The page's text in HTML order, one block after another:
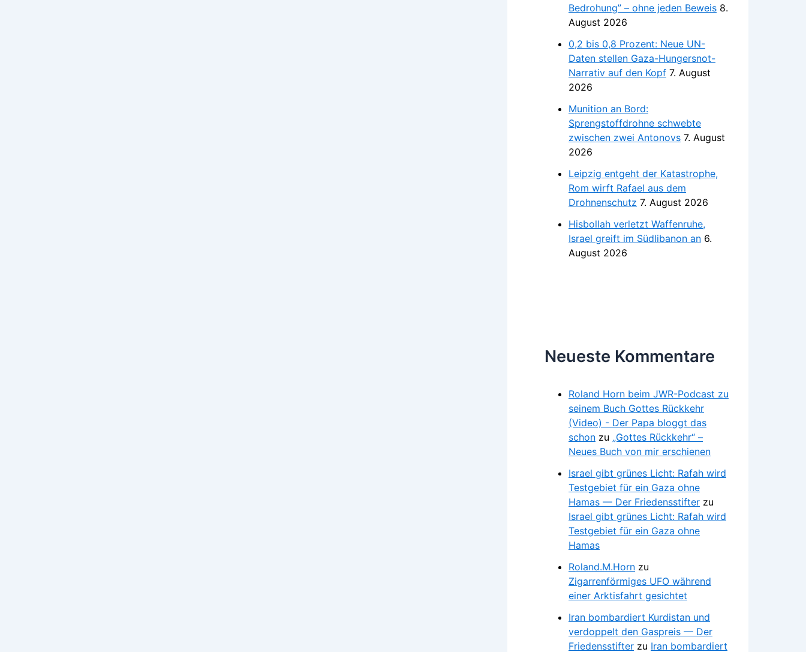
Bedrohung” – ohne jeden Beweis 8.
August 2026
0,2 bis 0,8 Prozent: Neue UN-
Daten stellen Gaza-Hungersnot-
Narrativ auf den Kopf 7. August
2026
Munition an Bord:
Sprengstoffdrohne schwebte
zwischen zwei Antonovs 7. August
2026
Leipzig entgeht der Katastrophe,
Rom wirft Rafael aus dem
Drohnenschutz 7. August 2026
Hisbollah verletzt Waffenruhe,
Israel greift im Südlibanon an 6.
August 2026
Neueste Kommentare
Roland Horn beim JWR-Podcast zu
seinem Buch Gottes Rückkehr
(Video) - Der Papa bloggt das
schon zu „Gottes Rückkehr“ –
Neues Buch von mir erschienen
Israel gibt grünes Licht: Rafah wird
Testgebiet für ein Gaza ohne
Hamas — Der Friedensstifter zu
Israel gibt grünes Licht: Rafah wird
Testgebiet für ein Gaza ohne
Hamas
Roland.M.Horn zu
Zigarrenförmiges UFO während
einer Arktisfahrt gesichtet
Iran bombardiert Kurdistan und
verdoppelt den Gaspreis — Der
Friedensstifter zu Iran bombardiert